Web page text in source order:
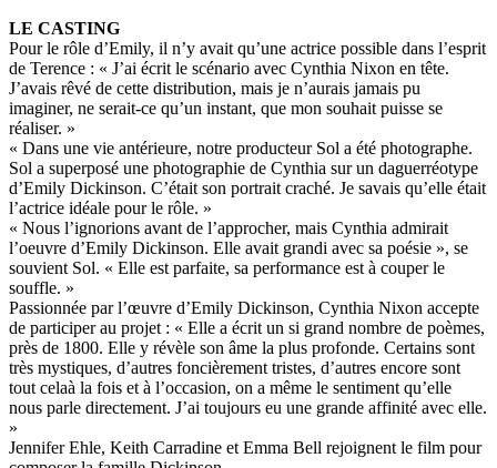
LE CASTING
Pour le rôle d’Emily, il n’y avait qu’une actrice possible dans l’esprit
de Terence : « J’ai écrit le scénario avec Cynthia Nixon en tête.
J’avais rêvé de cette distribution, mais je n’aurais jamais pu
imaginer, ne serait-ce qu’un instant, que mon souhait puisse se
réaliser. »
« Dans une vie antérieure, notre producteur Sol a été photographe.
Sol a superposé une photographie de Cynthia sur un daguerréotype
d’Emily Dickinson. C’était son portrait craché. Je savais qu’elle était
l’actrice idéale pour le rôle. »
« Nous l’ignorions avant de l’approcher, mais Cynthia admirait
l’oeuvre d’Emily Dickinson. Elle avait grandi avec sa poésie », se
souvient Sol. « Elle est parfaite, sa performance est à couper le
souffle. »
Passionnée par l’œuvre d’Emily Dickinson, Cynthia Nixon accepte
de participer au projet : « Elle a écrit un si grand nombre de poèmes,
près de 1800. Elle y révèle son âme la plus profonde. Certains sont
très mystiques, d’autres foncièrement tristes, d’autres encore sont
tout celaà la fois et à l’occasion, on a même le sentiment qu’elle
nous parle directement. J’ai toujours eu une grande affinité avec elle.
»
Jennifer Ehle, Keith Carradine et Emma Bell rejoignent le film pour